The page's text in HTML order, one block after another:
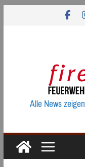
Alle News zeigen